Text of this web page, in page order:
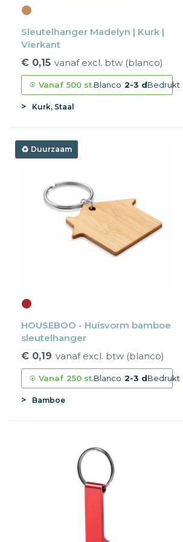
Sleutelhanger Madelyn | Kurk |
Vierkant
€ 0,15 vanaf excl. btw (blanco)
Vanaf 500 st.Blanco 2-3 dBedrukt
Kurk, Staal
Duurzaam
HOUSEBOO - Huisvorm bamboe
sleutelhanger
€ 0,19 vanaf excl. btw (blanco)
Vanaf 250 st.Blanco 2-3 dBedrukt
Bamboe